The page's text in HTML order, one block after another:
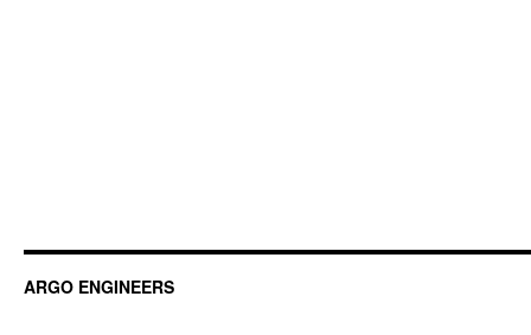
ARGO ENGINEERS